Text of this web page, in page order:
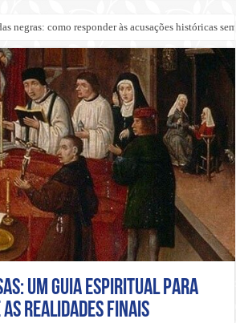
negras: como responder às acusações históricas
Um guia espiritual para
realidades finais